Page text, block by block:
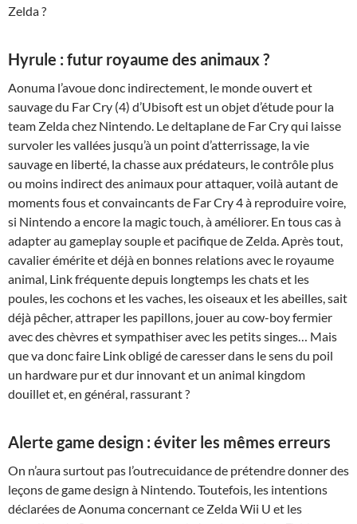
Zelda ?
Hyrule : futur royaume des animaux ?
Aonuma l’avoue donc indirectement, le monde ouvert et
sauvage du Far Cry (4) d’Ubisoft est un objet d’étude pour la
team Zelda chez Nintendo. Le deltaplane de Far Cry qui laisse
survoler les vallées jusqu’à un point d’atterrissage, la vie
sauvage en liberté, la chasse aux prédateurs, le contrôle plus
ou moins indirect des animaux pour attaquer, voilà autant de
moments fous et convaincants de Far Cry 4 à reproduire voire,
si Nintendo a encore la magic touch, à améliorer. En tous cas à
adapter au gameplay souple et pacifique de Zelda. Après tout,
cavalier émérite et déjà en bonnes relations avec le royaume
animal, Link fréquente depuis longtemps les chats et les
poules, les cochons et les vaches, les oiseaux et les abeilles, sait
déjà pêcher, attraper les papillons, jouer au cow-boy fermier
avec des chèvres et sympathiser avec les petits singes… Mais
que va donc faire Link obligé de caresser dans le sens du poil
un hardware pur et dur innovant et un animal kingdom
douillet et, en général, rassurant ?
Alerte game design : éviter les mêmes erreurs
On n’aura surtout pas l’outrecuidance de prétendre donner des
leçons de game design à Nintendo. Toutefois, les intentions
déclarées de Aonuma concernant ce Zelda Wii U et les